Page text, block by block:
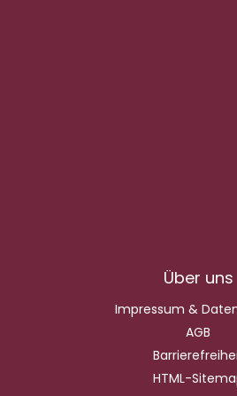
Über uns
Impressum &
AGB
HTML-